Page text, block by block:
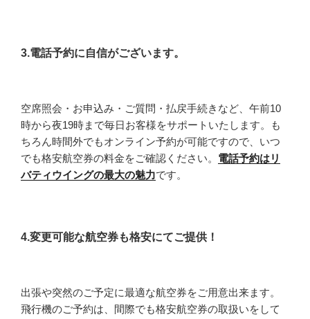
3.電話予約に自信がございます。
空席照会・お申込み・ご質問・払戻手続きなど、午前10
時から夜19時まで毎日お客様をサポートいたします。も
ちろん時間外でもオンライン予約が可能ですので、いつ
でも格安航空券の料金をご確認ください。 電話予約はリ
バティウイングの最大の魅力です。
4.変更可能な航空券も格安にてご提供！
出張や突然のご予定に最適な航空券をご用意出来ます。
飛行機のご予約は、間際でも格安航空券の取扱いをして